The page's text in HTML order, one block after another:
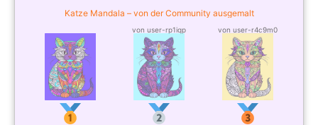
Katze Mandala – von der Community ausgemalt
von user-rp1iqp von user-r4c9m0